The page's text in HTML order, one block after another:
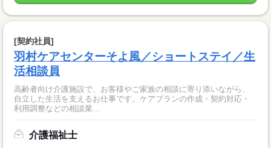
[契約社員]
羽村ケアセンターそよ風／ショートステイ／生
活相談員
高齢者向け介護施設で、お客様やご家族の相談に寄り添いながら、
自立した生活を支えるお仕事です。ケアプランの作成・契約対応・
利用調整などの相談業...
介護福祉士